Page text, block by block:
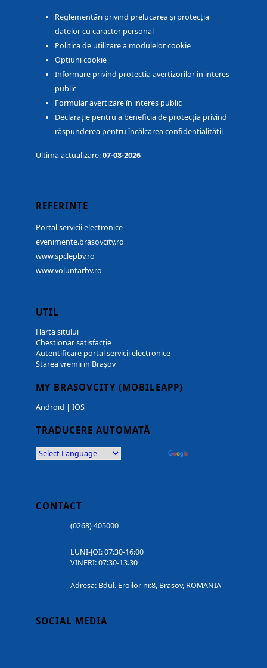
Reglementări privind prelucarea și protecția
datelor cu caracter personal
Politica de utilizare a modulelor cookie
Optiuni cookie
Informare privind protectia avertizorilor în interes
public
Formular avertizare în interes public
Declarație pentru a beneficia de protecția privind
răspunderea pentru încălcarea confidențialității
Ultima actualizare:07-08-2026
REFERINȚE
Portal servicii electronice
evenimente.brasovcity.ro
www.spclepbv.ro
www.voluntarbv.ro
UTIL
Harta sitului
Chestionar satisfacție
Autentificare portal servicii electronice
Starea vremii in Brașov
MY BRASOVCITY (MOBILEAPP)
Android | IOS
TRADUCERE AUTOMATĂ
CONTACT
(0268) 405000
LUNI-JOI: 07:30-16:00
VINERI: 07:30-13.30
Adresa: Bdul. Eroilor nr.8, Brasov, ROMANIA
SOCIAL MEDIA